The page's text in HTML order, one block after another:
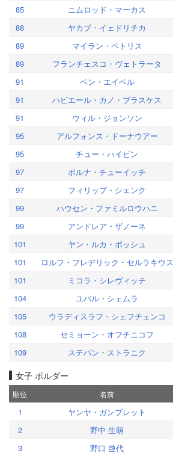
85
ニムロッド・マーカス
88
ヤカブ・イェドリチカ
89
マイラン・ペトリス
89
フランチェスコ・ヴェトラータ
91
ベン・エイベル
91
ハビエール・カノ・ブラスケス
91
ウィル・ジョンソン
95
アルフォンス・ドーナウアー
95
チュー・ハイビン
97
ボルナ・チューイッチ
97
フィリップ・シェンク
99
ハウセン・ファミルロウハニ
99
アンドレア・ザノーネ
101
ヤン・ルカ・ポッシュ
101
ロルフ・フレデリック・セルラキウス
101
ミコラ・シレヴィッチ
104
ユバル・シェムラ
105
ウラディスラフ・シェフチェンコ
108
セミョーン・オフチニコフ
109
ステパン・ストラニク
女子 ボルダー
順位 名前
1 ヤンヤ・ガンブレット
2
野中 生萌
3
野口 啓代